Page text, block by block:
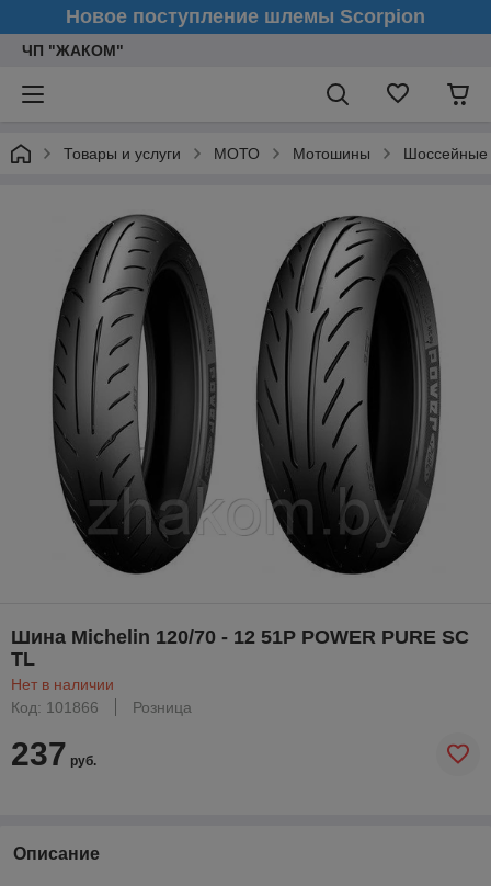
Новое поступление шлемы Scorpion
ЧП "ЖАКОМ"
Товары и услуги МОТО Мотошины Шоссейные
Шина Michelin 120/70 - 12 51P POWER PURE SC
TL
Нет в наличии
Код: 101866
Розница
237 руб.
Описание